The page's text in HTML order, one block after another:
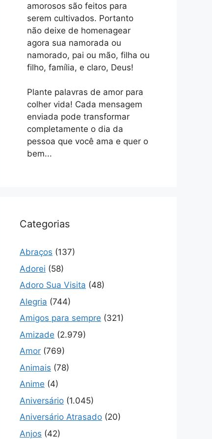
amorosos são feitos para
serem cultivados. Portanto
não deixe de homenagear
agora sua namorada ou
namorado, pai ou mão, filha ou
filho, família, e claro, Deus!
Plante palavras de amor para
colher vida! Cada mensagem
enviada pode transformar
completamente o dia da
pessoa que você ama e quer o
bem...
Categorias
Abraços (137)
Adorei (58)
Adoro Sua Visita (48)
Alegria (744)
Amigos para sempre (321)
Amizade (2.979)
Amor (769)
Animais (78)
Anime (4)
Aniversário (1.045)
Aniversário Atrasado (20)
Anjos (42)